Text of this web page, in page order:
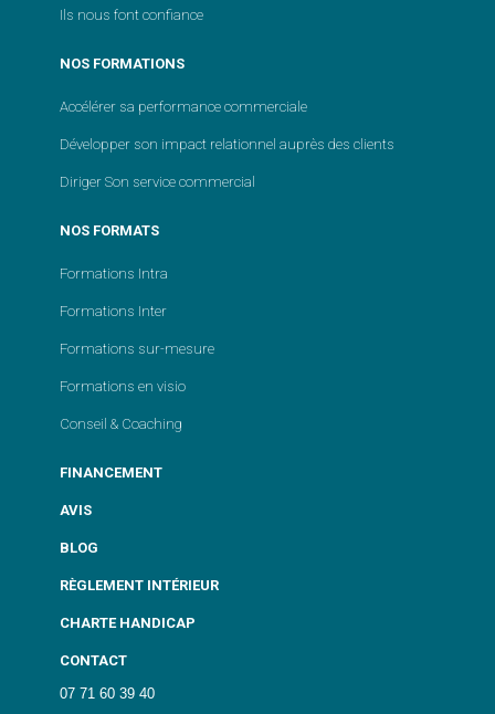
Ils nous font confiance
NOS FORMATIONS
Accélérer sa performance commerciale
Développer son impact relationnel auprès des clients
Diriger Son service commercial
NOS FORMATS
Formations Intra
Formations Inter
Formations sur-mesure
Formations en visio
Conseil & Coaching
FINANCEMENT
AVIS
BLOG
RÈGLEMENT INTÉRIEUR
CHARTE HANDICAP
CONTACT
07 71 60 39 40